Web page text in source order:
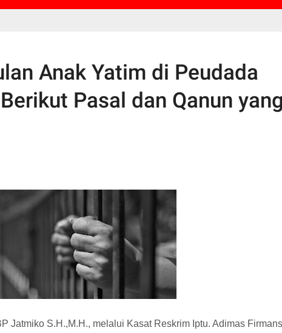
Anak Yatim di Peudada
Pasal dan Qanun yang
Jatmiko S.H.,M.H., melalui Kasat Reskrim Iptu. Adimas